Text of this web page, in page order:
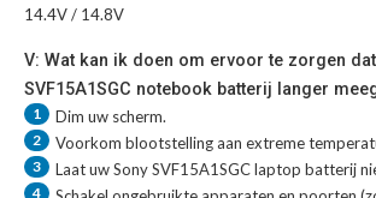
14.4V / 14.8V
V: Wat kan ik doen om ervoor te zorgen
SVF15A1SGC notebook batterij langer
1 Dim uw scherm.
2 Voorkom blootstelling aan extreme
3 Laat uwSony SVF15A1SGC laptop batterij
4